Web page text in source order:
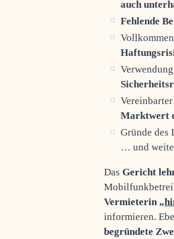
auch
Fehlende
Vollkommen
Vereinbarter
Marktwert
Gründe des
… und
Das Gericht
Vermieterin „
informieren.
begründete